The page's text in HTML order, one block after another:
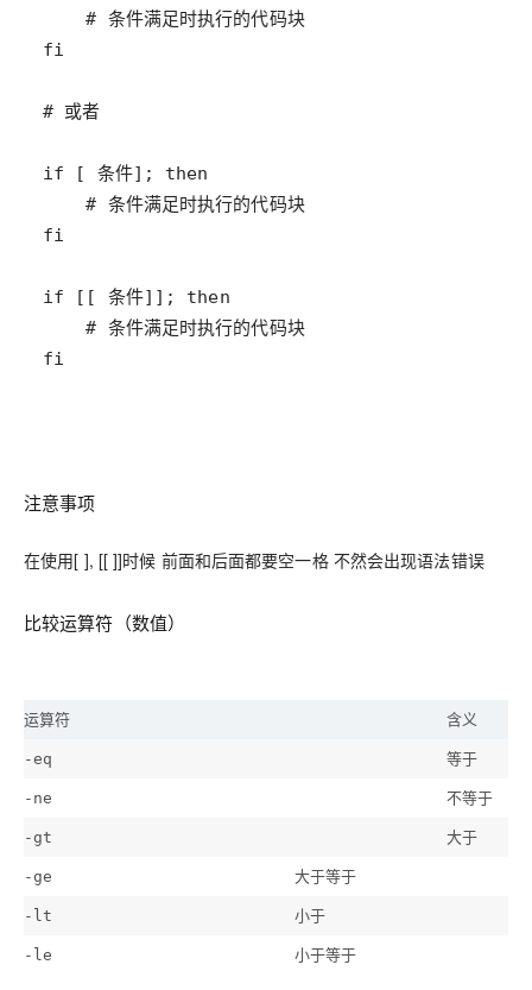
    # 条件满足时执行的代码块
    # 条件满足时执行的代码块
    # 条件满足时执行的代码块
fi
注意事项
在使用[ ], [[ ]]时候 前面和后面都要空一格 不然会出现语法错误
比较运算符（数值）
运算符 含义
-eq 等于
-ne 不等于
-gt 大于
-ge 大于等于
-lt 小于
-le 小于等于